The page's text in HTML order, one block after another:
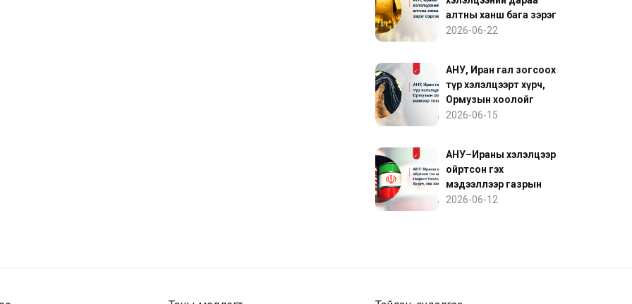
алтны ханш бага зэрэг
сэргэв
2026-06-22
АНУ, Иран гал зогсоох
түр хэлэлцээрт хүрч,
Ормузын хоолойг
нээхээр тохиролцов
2026-06-15
АНУ–Ираны хэлэлцээр
ойртсон гэх
мэдээллээр газрын
тосны үнэ буурч, зах
2026-06-12